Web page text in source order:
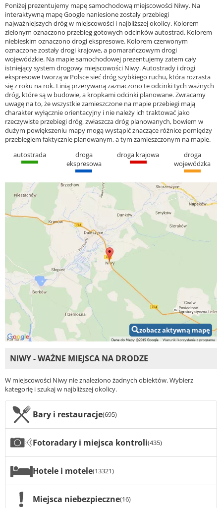
Poniżej prezentujemy mapę samochodową miejscowości Niwy. Na
interaktywną mapę Google naniesione zostały przebiegi
najważniejszych dróg w miejscowości i najbliższej okolicy. Kolorem
zielonym oznaczono przebieg gotowych odcinków autostrad. Kolorem
niebieskim oznaczono drogi ekspresowe. Kolorem czerwonym
oznaczone zostały drogi krajowe, a pomarańczowym drogi
wojewódzkie. Na mapie samochodowej prezentujemy zatem cały
istniejący system drogowy miejscowości Niwy. Autostrady i drogi
ekspresowe tworzą w Polsce sieć dróg szybkiego ruchu, która rozrasta
się z roku na rok. Linią przerywaną zaznaczono te odcinki tych ważnych
dróg, które są w budowie, a kropkami odcinki planowane. Zwracamy
uwagę na to, że wszystkie zamieszczone na mapie przebiegi mają
charakter wyłącznie orientacyjny i nie należy ich traktować jako
rzeczywiste przebiegi dróg, zwłaszcza dróg planowanych, bowiem w
dużym powiększeniu mapy mogą wystąpić znaczące różnice pomiędzy
przebiegiem faktycznie planowanym, a tym zamieszczonym na mapie.
autostrada
droga
ekspresowa
droga krajowa
droga
wojewódzka
zobacz aktywną mapę
NIWY - WAŻNE MIEJSCA NA DRODZE
W miejscowości Niwy nie znaleziono żadnych obiektów. Wybierz
kategorię i szukaj w najbliższej okolicy.
Bary i restauracje(695)
Fotoradary i miejsca kontroli(435)
Hotele i motele(13321)
Miejsca niebezpieczne(16)